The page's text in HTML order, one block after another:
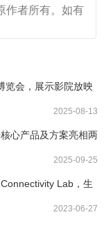
作者所有。如有
览会，展示影院放映
2025-08-13
心产品及方案亮相两
2025-09-25
Lab，生
2023-06-27